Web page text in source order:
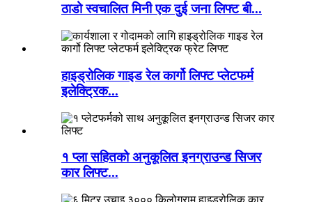
ठाडो स्वचालित मिनी एक दुई जना लिफ्ट बी...
हाइड्रोलिक गाइड रेल कार्गो लिफ्ट प्लेटफर्म
इलेक्ट्रिक...
१ प्ला सहितको अनुकूलित इनग्राउन्ड सिजर
कार लिफ्ट...